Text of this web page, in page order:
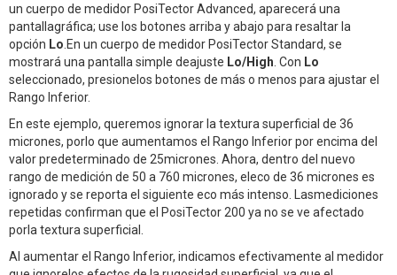
un cuerpo de medidor PosiTector Advanced, aparecerá una
pantallagráfica; use los botones arriba y abajo para resaltar la
opción Lo .En un cuerpo de medidor PosiTector Standard, se
mostrará una pantalla simple deajuste Lo/High . Con Lo
seleccionado, presionelos botones de más o menos para ajustar el
Rango Inferior.
En este ejemplo, queremos ignorar la textura superficial de 36
micrones, porlo que aumentamos el Rango Inferior por encima del
valor predeterminado de 25micrones. Ahora, dentro del nuevo
rango de medición de 50 a 760 micrones, eleco de 36 micrones es
ignorado y se reporta el siguiente eco más intenso. Lasmediciones
repetidas confirman que el PosiTector 200 ya no se ve afectado
porla textura superficial.
Al aumentar el Rango Inferior, indicamos efectivamente al medidor